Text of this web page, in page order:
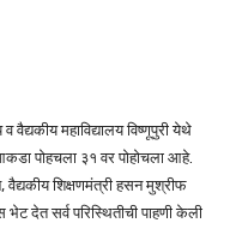
महाविद्यालय विष्णूपुरी येथे
पोहचला ३१ वर पोहोचला आहे.
शिक्षणमंत्री हसन मुश्रीफ
देत सर्व परिस्थितीची पाहणी केली